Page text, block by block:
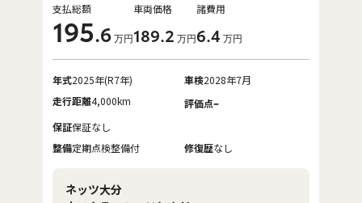
支払総額
195.6 万円
車両価格
189.2 万円
諸費用
6.4 万円
年式2025年(R7年) 車検2028年7月
走行距離4,000km 評価点-
保証保証なし
整備定期点検整備付 修復歴なし
ネッツ大分